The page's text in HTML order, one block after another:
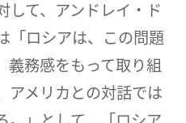
て、アンドレイ・ド
「ロシアは、この問題
義務感をもって取り組
アメリカとの対話では